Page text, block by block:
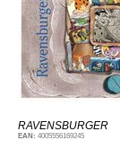
RAVENSBURGER
EAN: 4005556169245